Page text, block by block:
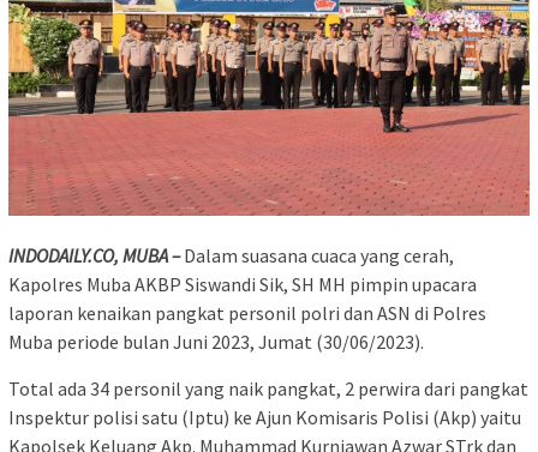
INDODAILY.CO, MUBA – Dalam suasana cuaca yang cerah,
Kapolres Muba AKBP Siswandi Sik, SH MH pimpin upacara
laporan kenaikan pangkat personil polri dan ASN di Polres
Muba periode bulan Juni 2023, Jumat (30/06/2023).
Total ada 34 personil yang naik pangkat, 2 perwira dari pangkat
Inspektur polisi satu (Iptu) ke Ajun Komisaris Polisi (Akp) yaitu
Kapolsek Keluang Akp. Muhammad Kurniawan Azwar STrk dan